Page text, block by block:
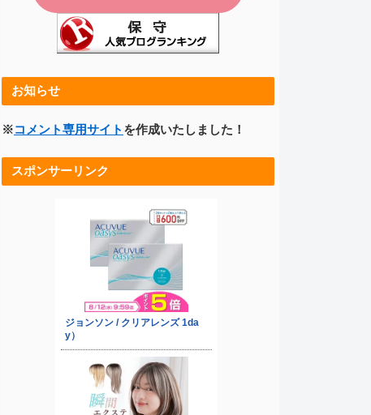
お知らせ
※コメント専用サイト を作成いたしました！
スポンサーリンク